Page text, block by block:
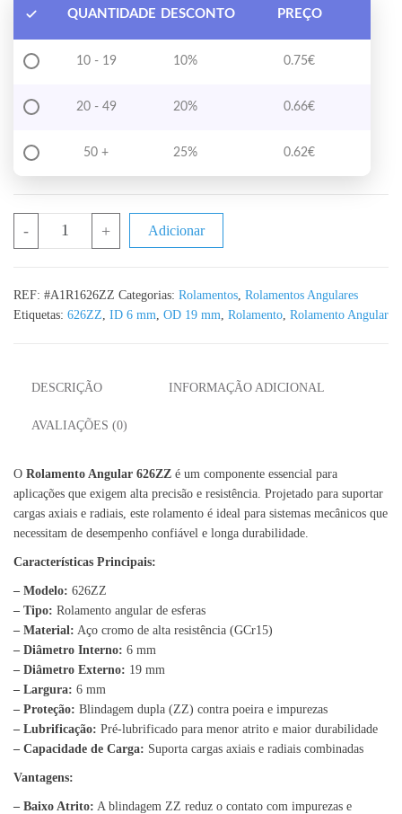
QUANTIDADE DESCONTO PREÇO
10 - 19 10% 0.75€
20 - 49 20% 0.66€
50 + 25% 0.62€
- + Adicionar
REF: #A1R1626ZZ Categorias: Rolamentos Rolamentos Angulares
Etiquetas: 626ZZ ID 6 mm OD 19 mm Rolamento Rolamento Angular
DESCRIÇÃO INFORMAÇÃO ADICIONAL
AVALIAÇÕES (0)
O Rolamento Angular 626ZZ é um componente essencial para
aplicações que exigem alta precisão e resistência. Projetado para suportar
cargas axiais e radiais, este rolamento é ideal para sistemas mecânicos que
necessitam de desempenho confiável e longa durabilidade.
Características Principais:
– Modelo: 626ZZ
– Tipo: Rolamento angular de esferas
– Material: Aço cromo de alta resistência (GCr15)
– Diâmetro Interno: 6 mm
– Diâmetro Externo: 19 mm
– Largura: 6 mm
– Proteção: Blindagem dupla (ZZ) contra poeira e impurezas
– Lubrificação: Pré-lubrificado para menor atrito e maior durabilidade
– Capacidade de Carga: Suporta cargas axiais e radiais combinadas
Vantagens:
– Baixo Atrito: A blindagem ZZ reduz o contato com impurezas e